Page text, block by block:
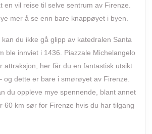
en vil reise til selve sentrum av Firenze.
mer å se enn bare knappøyet i byen.
du ikke gå glipp av katedralen Santa
ble innviet i 1436. Piazzale Michelangelo
attraksjon, her får du en fantastisk utsikt
og dette er bare i smørøyet av Firenze.
du oppleve mye spennende, blant annet
60 km sør for Firenze hvis du har tilgang